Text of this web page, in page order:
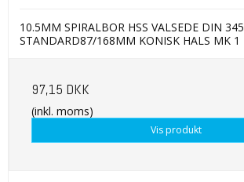
10.5MM SPIRALBOR HSS VALSEDE DIN 345
STANDARD87/168MM KONISK HALS MK 1
97,15 DKK
(inkl. moms)
Vis produkt